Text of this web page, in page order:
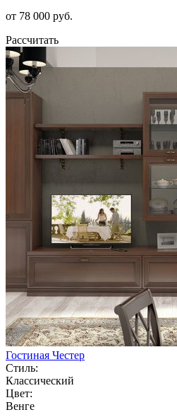
от 78 000 руб.
Рассчитать
Гостиная Честер
Стиль:
Классический
Цвет:
Венге